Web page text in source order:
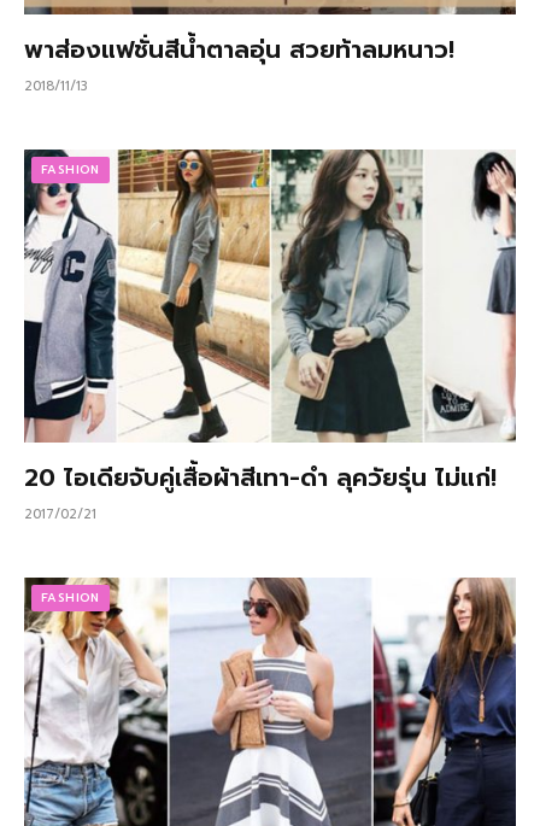
พาส่องแฟชั่นสีน้ำตาลอุ่น สวยท้าลมหนาว!
2018/11/13
FASHION
20 ไอเดียจับคู่เสื้อผ้าสีเทา-ดำ ลุควัยรุ่น ไม่แก่!
2017/02/21
FASHION